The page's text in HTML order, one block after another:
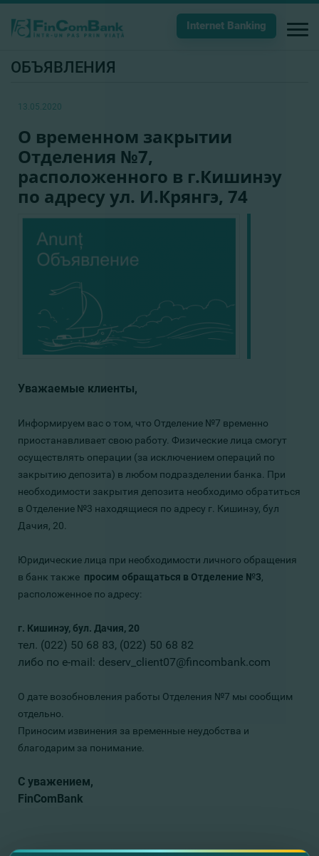
Internet Banking
ОБЪЯВЛЕНИЯ
13.05.2020
О временном закрытии
Отделения №7,
расположенного в г.Кишинэу
по адресу ул. И.Крянгэ, 74
Уважаемые клиенты,
Информируем вас о том, что Отделение №7 временно
приостанавливает свою работу. Физические лица смогут
осуществлять операции (за исключением операций по
закрытию депозита) в любом подразделении банка. При
необходимости закрытия депозита необходимо обратиться
в Отделение №3 находящиеся по адресу г. Кишинэу, бул
Дачия, 20.
Юридические лица при необходимости личного обращения
в банк также просим обращаться в Отделение №3
расположенное по адресу:
г. Кишинэу, бул. Дачия, 20
тел. (022) 50 68 83, (022) 50 68 82
либо по e-mail: deserv_client07@fincombank.com
О дате возобновления работы Отделения №7 мы сообщим
отдельно.
Приносим извинения за временные неудобства и
благодарим за понимание.
С уважением,
FinComBank